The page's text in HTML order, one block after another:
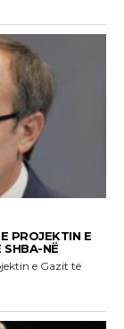
PROJEKTIN E
SHBA-NË